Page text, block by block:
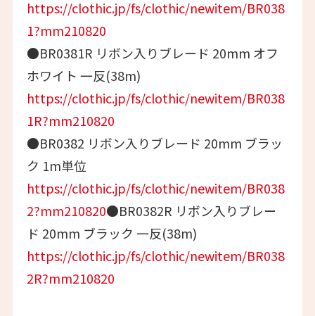
https://clothic.jp/fs/clothic/newitem/BR038
1?mm210820
●BR0381R リボン入りブレード 20mm オフ
ホワイト 一反(38m)
https://clothic.jp/fs/clothic/newitem/BR038
1R?mm210820
●BR0382 リボン入りブレード 20mm ブラッ
ク 1m単位
https://clothic.jp/fs/clothic/newitem/BR038
2?mm210820●BR0382R リボン入りブレー
ド 20mm ブラック 一反(38m)
https://clothic.jp/fs/clothic/newitem/BR038
2R?mm210820